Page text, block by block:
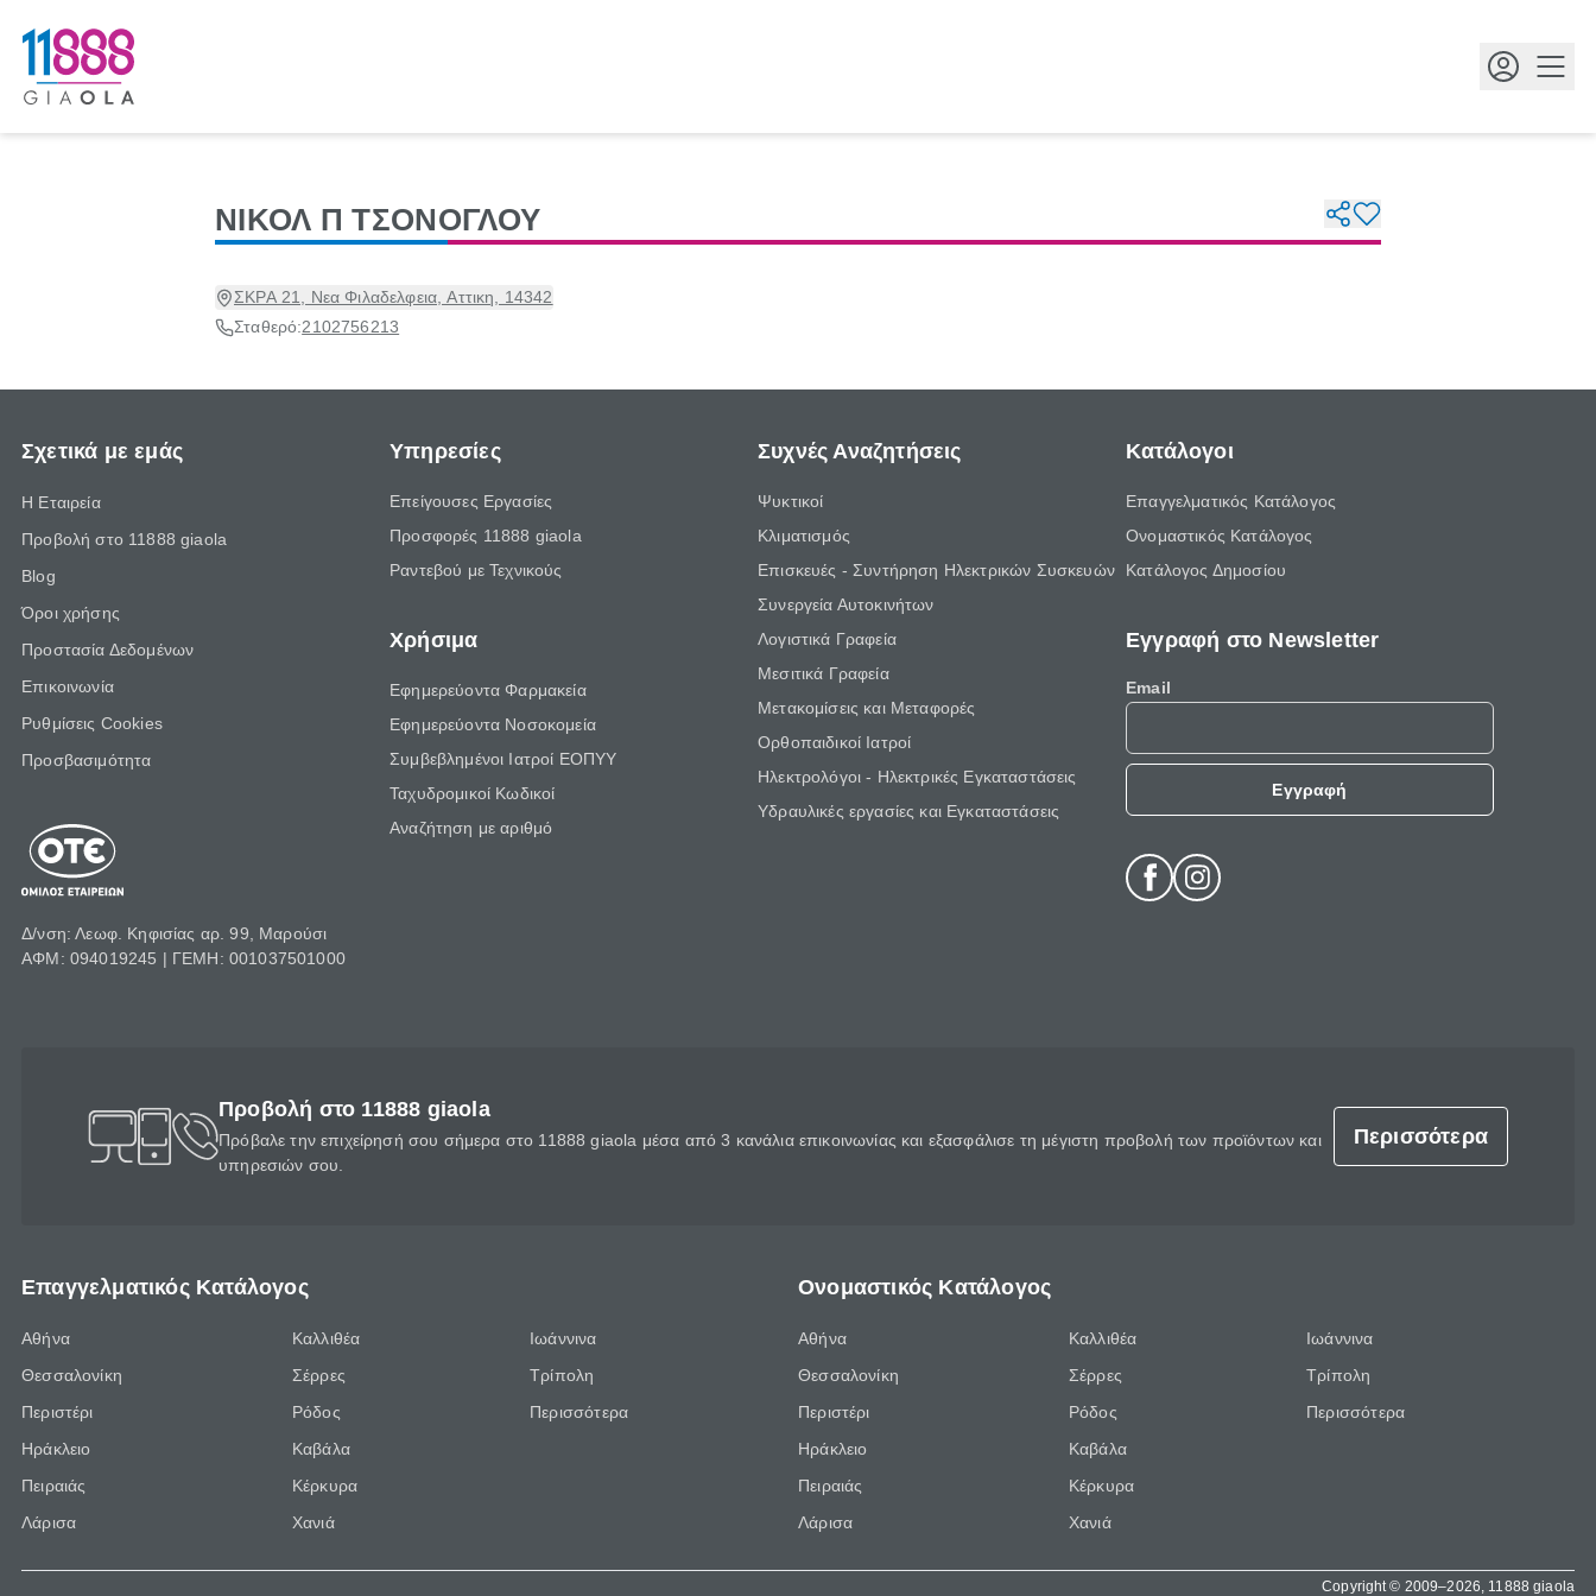
ΝΙΚΟΛ Π ΤΣΟΝΟΓΛΟΥ
ΣΚΡΑ 21, Νεα Φιλαδελφεια, Αττικη, 14342
Σταθερό:2102756213
Σχετικά με εμάς
Η Εταιρεία
Προβολή στο 11888 giaola
Blog
Όροι χρήσης
Προστασία Δεδομένων
Επικοινωνία
Ρυθμίσεις Cookies
Προσβασιμότητα
Δ/νση: Λεωφ. Κηφισίας αρ. 99, Μαρούσι
ΑΦΜ: 094019245 | ΓΕΜΗ: 001037501000
Υπηρεσίες
Επείγουσες Εργασίες
Προσφορές 11888 giaola
Ραντεβού με Τεχνικούς
Χρήσιμα
Εφημερεύοντα Φαρμακεία
Εφημερεύοντα Νοσοκομεία
Συμβεβλημένοι Ιατροί ΕΟΠΥΥ
Ταχυδρομικοί Κωδικοί
Αναζήτηση με αριθμό
Συχνές Αναζητήσεις
Ψυκτικοί
Κλιματισμός
Επισκευές - Συντήρηση Ηλεκτρικών Συσκευών
Συνεργεία Αυτοκινήτων
Λογιστικά Γραφεία
Μεσιτικά Γραφεία
Μετακομίσεις και Μεταφορές
Ορθοπαιδικοί Ιατροί
Ηλεκτρολόγοι - Ηλεκτρικές Εγκαταστάσεις
Υδραυλικές εργασίες και Εγκαταστάσεις
Κατάλογοι
Επαγγελματικός Κατάλογος
Ονομαστικός Κατάλογος
Κατάλογος Δημοσίου
Εγγραφή στο Newsletter
Email
Εγγραφή
Προβολή στο 11888 giaola
Πρόβαλε την επιχείρησή σου σήμερα στο 11888 giaola μέσα από 3 κανάλια επικοινωνίας και εξασφάλισε τη μέγιστη προβολή των προϊόντων και
υπηρεσιών σου.
Περισσότερα
Επαγγελματικός Κατάλογος
Αθήνα
Θεσσαλονίκη
Περιστέρι
Ηράκλειο
Πειραιάς
Λάρισα
Καλλιθέα
Σέρρες
Ρόδος
Καβάλα
Κέρκυρα
Χανιά
Ιωάννινα
Τρίπολη
Περισσότερα
Ονομαστικός Κατάλογος
Αθήνα
Θεσσαλονίκη
Περιστέρι
Ηράκλειο
Πειραιάς
Λάρισα
Καλλιθέα
Σέρρες
Ρόδος
Καβάλα
Κέρκυρα
Χανιά
Ιωάννινα
Τρίπολη
Περισσότερα
Copyright © 2009–2026, 11888 giaola